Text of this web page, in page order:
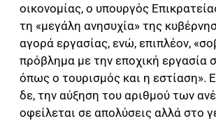
οικονομίας, ο υπουργός
τη «μεγάλη ανησυχία» της
αγορά εργασίας, ενώ, επιπλέον,
πρόβλημα με την εποχική εργασία
όπως ο τουρισμός και η εστίαση».
δε, την αύξηση του αριθμού των
οφείλεται σε απολύσεις αλλά στο